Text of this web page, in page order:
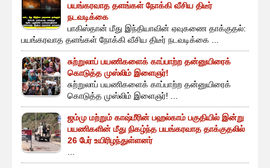
பயங்கரவாத தளங்கள் நோக்கி வீசிய திடீர்
நடவடிக்கை
பாகிஸ்தான் மீது இந்தியாவின் ஏவுகணை தாக்குதல்:
பயங்கரவாத தளங்கள் நோக்கி வீசிய திடீர் நடவடிக்கை ...
சுற்றுலாப் பயணிகளைக் காப்பாற்ற தன்னுயிரைக்
கொடுத்த முஸ்லிம் இளைஞர்!
சுற்றுலாப் பயணிகளைக் காப்பாற்ற தன்னுயிரைக்
கொடுத்த முஸ்லிம் இளைஞர்! ...
ஜம்மு மற்றும் காஷ்மீரின் பஹல்காம் பகுதியில் இன்று
பயணிகளின் மீது நிகழ்ந்த பயங்கரவாத தாக்குதலில்
26 பேர் உயிரிழந்துள்ளனர்
...